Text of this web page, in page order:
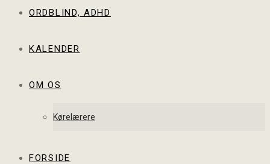
ORDBLIND, ADHD
KALENDER
OM OS
Kørelærere
FORSIDE